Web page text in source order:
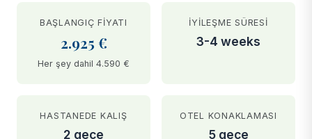
BAŞLANGIÇ FIYATI
2.925 €
Her şey dahil 4.590 €
İYILEŞME SÜRESI
3-4 weeks
HASTANEDE KALIŞ
2 gece
OTEL KONAKLAMASI
5 gece